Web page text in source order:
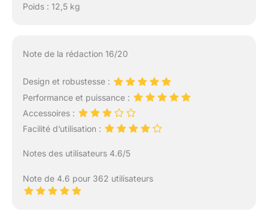
Poids : 12,5 kg
Note de la rédaction 16/20
Design et robustesse :
Performance et puissance :
Accessoires :
Facilité d’utilisation :
Notes des utilisateurs 4.6/5
Note de 4.6 pour 362 utilisateurs